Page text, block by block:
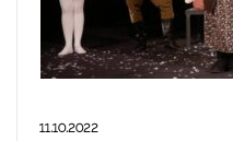
11.10.2022